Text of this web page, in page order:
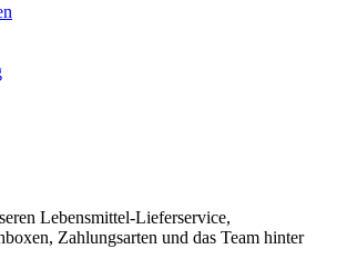
Lebensmittel-Lieferservice,
Zahlungsarten und das Team hinter